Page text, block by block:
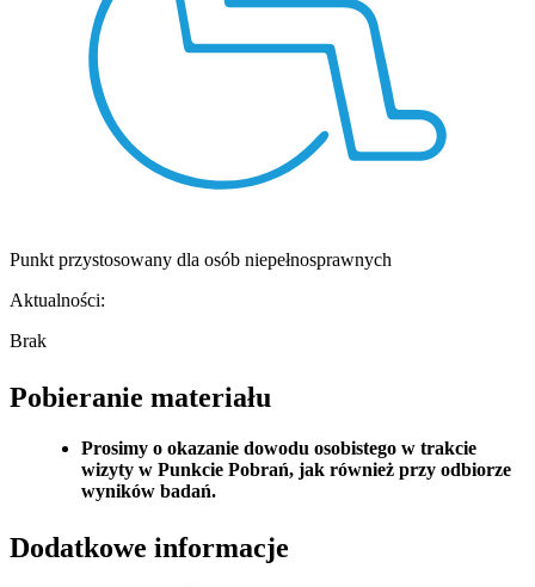
Punkt przystosowany dla osób niepełnosprawnych
Aktualności:
Brak
Pobieranie materiału
Prosimy o okazanie dowodu osobistego w trakcie
wizyty w Punkcie Pobrań, jak również przy odbiorze
wyników badań.
Dodatkowe informacje